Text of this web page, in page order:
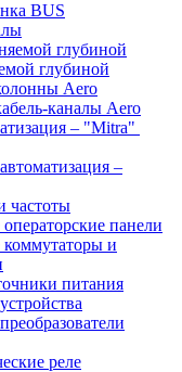
BUS
глубиной
глубиной
Aero
каналы Aero
– "Mitra"
–
частоты
панели
и
питания
реле